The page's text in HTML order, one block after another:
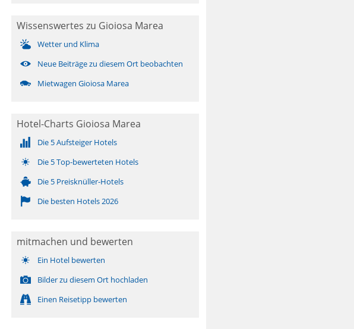
Wissenswertes zu Gioiosa Marea
Wetter und Klima
Neue Beiträge zu diesem Ort beobachten
Mietwagen Gioiosa Marea
Hotel-Charts Gioiosa Marea
Die 5 Aufsteiger Hotels
Die 5 Top-bewerteten Hotels
Die 5 Preisknüller-Hotels
Die besten Hotels 2026
mitmachen und bewerten
Ein Hotel bewerten
Bilder zu diesem Ort hochladen
Einen Reisetipp bewerten